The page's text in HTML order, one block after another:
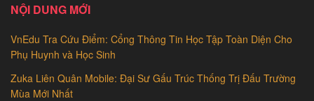
NỘI DUNG MỚI
VnEdu Tra Cứu Điểm: Cổng Thông Tin Học Tập Toàn Diện Cho
Phụ Huynh và Học Sinh
Zuka Liên Quân Mobile: Đại Sư Gấu Trúc Thống Trị Đấu Trường
Mùa Mới Nhất